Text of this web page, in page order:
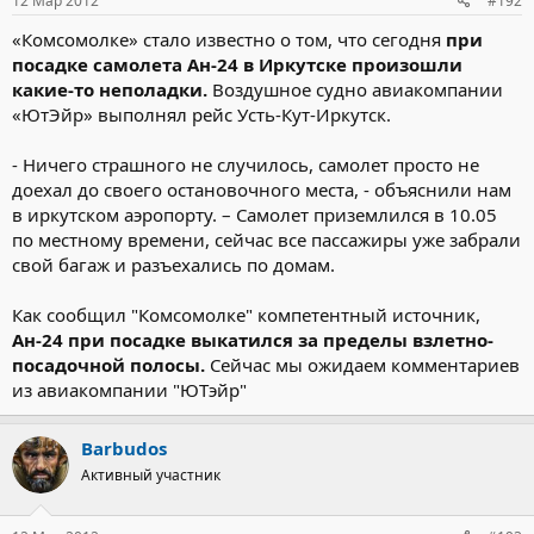
Вячеслав Шпорт вручил почетные грамоты министерства
промышленности и торговли РФ десяти работникам КнААПО.
Заводчане также получили именные часы.
«Желаю всему коллективу авиастроителей успехов, счастья,
Шпорт.
«Комсомолке» стало известно о том, что сегодня при
посадке самолета Ан-24 в Иркутске произошли
какие-то неполадки. Воздушное судно авиакомпании
«ЮтЭйр» выполнял рейс Усть-Кут-Иркутск.
- Ничего страшного не случилось, самолет просто не
доехал до своего остановочного места, - объяснили нам
в иркутском аэропорту. – Самолет приземлился в 10.05
по местному времени, сейчас все пассажиры уже забрали
свой багаж и разъехались по домам.
Как сообщил "Комсомолке" компетентный источник,
Ан-24 при посадке выкатился за пределы взлетно-
посадочной полосы. Сейчас мы ожидаем комментариев
из авиакомпании "ЮТэйр"
Barbudos
Активный участник